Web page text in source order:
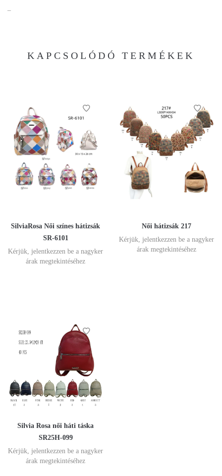
–
KAPCSOLÓDÓ TERMÉKEK
SilviaRosa Női színes hátizsák
SR-6101
Kérjük, jelentkezzen be a nagyker
árak megtekintéséhez
Női hátizsák 217
Kérjük, jelentkezzen be a nagyker
árak megtekintéséhez
Silvia Rosa női háti táska
SR25H-099
Kérjük, jelentkezzen be a nagyker
árak megtekintéséhez